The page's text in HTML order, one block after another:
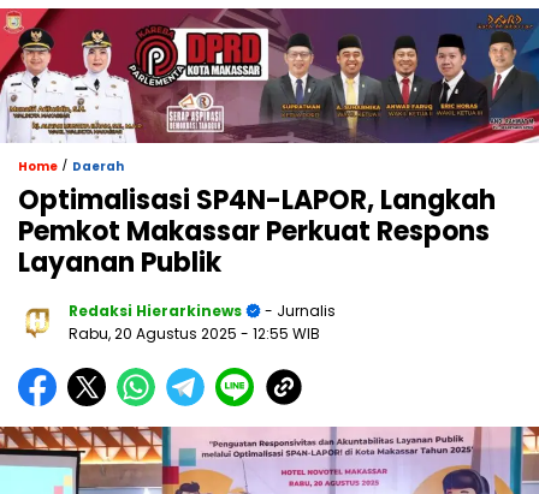
Home / Daerah
Optimalisasi SP4N-LAPOR, Langkah
Pemkot Makassar Perkuat Respons
Layanan Publik
Redaksi Hierarkinews
- Jurnalis
Rabu, 20 Agustus 2025 - 12:55 WIB